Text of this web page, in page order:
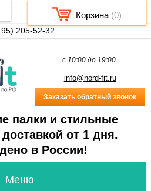
c 10:00 до 19:00.
info@nord-fit.ru
Заказать обратный звонок
палки и стильные
от 1 дня.
в России!
205-52-32
Корзина (0)